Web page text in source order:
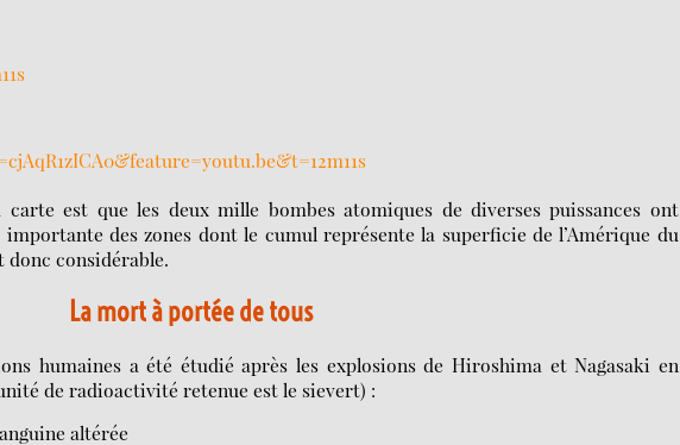
est que les deux mille bombes atomiques de diverses puissances ont
des zones dont le cumul représente la superficie de l’Amérique du
donc considérable.
La mort à portée de tous
humaines a été étudié après les explosions de Hiroshima et Nagasaki en
de radioactivité retenue est le sievert) :
altérée